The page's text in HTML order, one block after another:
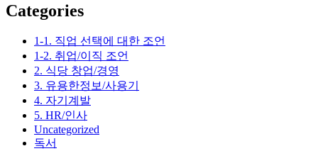
Categories
1-1. 직업 선택에 대한 조언
1-2. 취업/이직 조언
2. 식당 창업/경영
3. 유용한정보/사용기
4. 자기계발
5. HR/인사
Uncategorized
독서